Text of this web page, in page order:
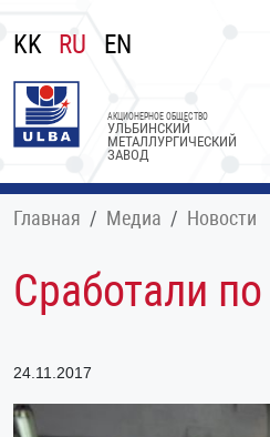
KK RU EN
УЛЬБИНСКИЙ
МЕТАЛЛУРГИЧЕСКИЙ
ЗАВОД
АКЦИОНЕРНОЕ ОБЩЕСТВО
Главная Медиа Новости
Сработали
24.11.2017